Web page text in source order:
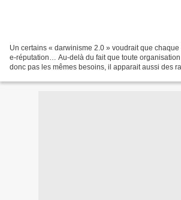
Un certains « darwinisme 2.0 » voudrait que
e-réputation… Au-delà du fait que toute organisation
donc pas les mêmes besoins, il apparait aussi des